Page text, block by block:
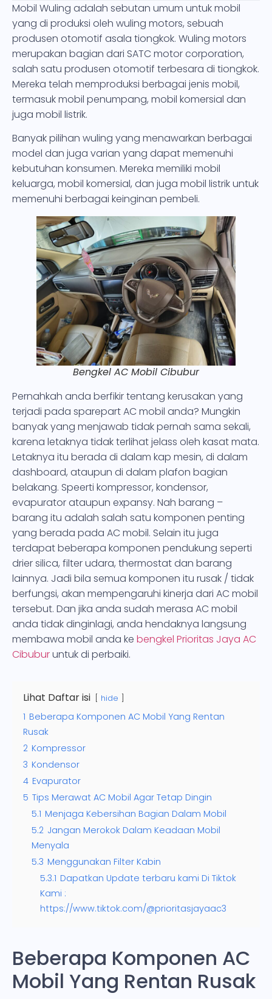
Mobil Wuling adalah sebutan umum untuk mobil
yang di produksi oleh wuling motors, sebuah
produsen otomotif asala tiongkok. Wuling motors
merupakan bagian dari SATC motor corporation,
salah satu produsen otomotif terbesara di tiongkok.
Mereka telah memproduksi berbagai jenis mobil,
termasuk mobil penumpang, mobil komersial dan
juga mobil listrik.
Banyak pilihan wuling yang menawarkan berbagai
model dan juga varian yang dapat memenuhi
kebutuhan konsumen. Mereka memiliki mobil
keluarga, mobil komersial, dan juga mobil listrik untuk
memenuhi berbagai keinginan pembeli.
Bengkel AC Mobil Cibubur
Pernahkah anda berfikir tentang kerusakan yang
terjadi pada sparepart AC mobil anda? Mungkin
banyak yang menjawab tidak pernah sama sekali,
karena letaknya tidak terlihat jelass oleh kasat mata.
Letaknya itu berada di dalam kap mesin, di dalam
dashboard, ataupun di dalam plafon bagian
belakang. Speerti kompressor, kondensor,
evapurator ataupun expansy. Nah barang –
barang itu adalah salah satu komponen penting
yang berada pada AC mobil. Selain itu juga
terdapat beberapa komponen pendukung seperti
drier silica, filter udara, thermostat dan barang
lainnya. Jadi bila semua komponen itu rusak / tidak
berfungsi, akan mempengaruhi kinerja dari AC mobil
tersebut. Dan jika anda sudah merasa AC mobil
anda tidak dinginlagi, anda hendaknya langsung
membawa mobil anda ke bengkel Prioritas Jaya AC
Cibuburuntuk di perbaiki.
Lihat Daftar isi hide
1 Beberapa Komponen AC Mobil Yang Rentan
Rusak
2 Kompressor
3 Kondensor
4 Evapurator
5 Tips Merawat AC Mobil Agar Tetap Dingin
5.1 Menjaga Kebersihan Bagian Dalam Mobil
5.2 Jangan Merokok Dalam Keadaan Mobil
Menyala
5.3 Menggunakan Filter Kabin
5.3.1 Dapatkan Update terbaru kami Di Tiktok
Kami :
https://www.tiktok.com/@prioritasjayaac3
Beberapa Komponen AC
Mobil Yang Rentan Rusak